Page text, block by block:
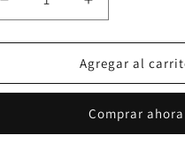
Reducir
cantidad
para
COSAS
ARREGLAN
Aumentar
cantidad
para
LAS
COSAS
SE
ARREGLAN
Agregar al
Comprar ahora